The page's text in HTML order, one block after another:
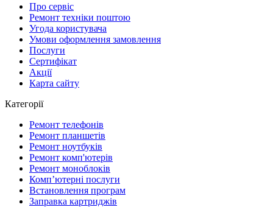
Про сервіс
Ремонт техніки поштою
Угода користувача
Умови оформлення замовлення
Послуги
Сертифікат
Акції
Карта сайту
Категорії
Ремонт телефонів
Ремонт планшетів
Ремонт ноутбуків
Ремонт комп'ютерів
Ремонт моноблоків
Комп’ютерні послуги
Встановлення програм
Заправка картриджів